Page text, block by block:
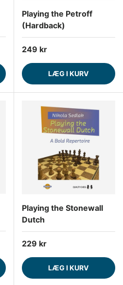
Playing the Petroff
(Hardback)
Normalpris
249 kr
LÆG I KURV
Playing the Stonewall
Dutch
Normalpris
229 kr
LÆG I KURV